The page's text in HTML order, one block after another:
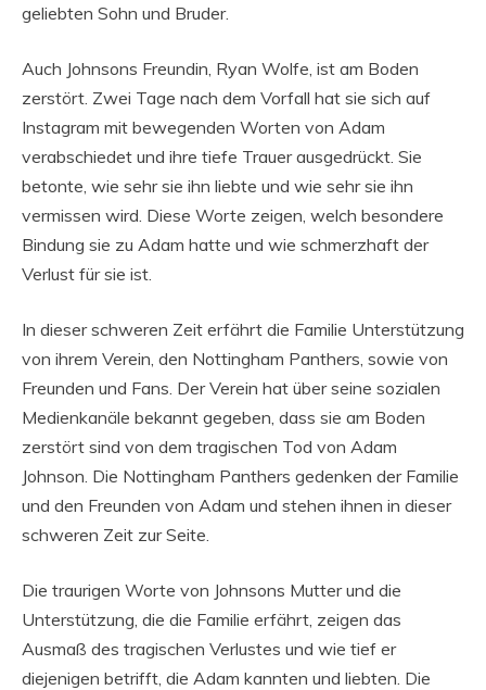
geliebten Sohn und Bruder.
Auch Johnsons Freundin, Ryan Wolfe, ist am Boden
zerstört. Zwei Tage nach dem Vorfall hat sie sich auf
Instagram mit bewegenden Worten von Adam
verabschiedet und ihre tiefe Trauer ausgedrückt. Sie
betonte, wie sehr sie ihn liebte und wie sehr sie ihn
vermissen wird. Diese Worte zeigen, welch besondere
Bindung sie zu Adam hatte und wie schmerzhaft der
Verlust für sie ist.
In dieser schweren Zeit erfährt die Familie Unterstützung
von ihrem Verein, den Nottingham Panthers, sowie von
Freunden und Fans. Der Verein hat über seine sozialen
Medienkanäle bekannt gegeben, dass sie am Boden
zerstört sind von dem tragischen Tod von Adam
Johnson. Die Nottingham Panthers gedenken der Familie
und den Freunden von Adam und stehen ihnen in dieser
schweren Zeit zur Seite.
Die traurigen Worte von Johnsons Mutter und die
Unterstützung, die die Familie erfährt, zeigen das
Ausmaß des tragischen Verlustes und wie tief er
diejenigen betrifft, die Adam kannten und liebten. Die